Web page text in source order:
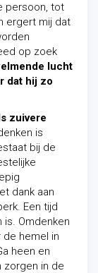
persoon, tot
ergert mij dat
op zoek
lucht
dat hij zo
zuivere
ken is
bij de
dank aan
Een tijd
is. Omdenken
de hemel in
heen en
zorgen in de